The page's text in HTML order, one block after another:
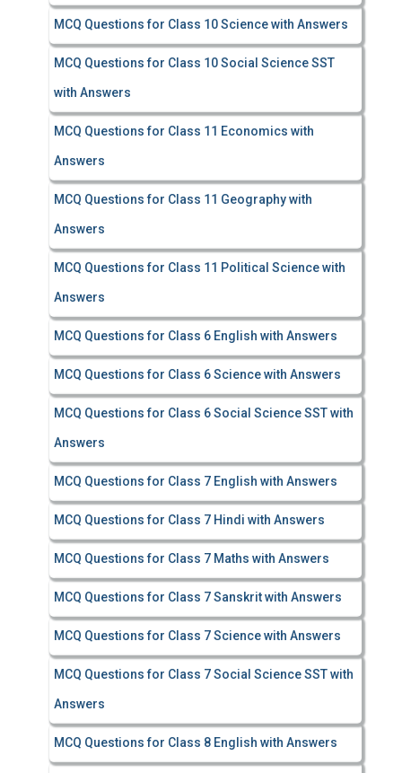
MCQ Questions for Class 10 Science with Answers
MCQ Questions for Class 10 Social Science SST
with Answers
MCQ Questions for Class 11 Economics with
Answers
MCQ Questions for Class 11 Geography with
Answers
MCQ Questions for Class 11 Political Science with
Answers
MCQ Questions for Class 6 English with Answers
MCQ Questions for Class 6 Science with Answers
MCQ Questions for Class 6 Social Science SST with
Answers
MCQ Questions for Class 7 English with Answers
MCQ Questions for Class 7 Hindi with Answers
MCQ Questions for Class 7 Maths with Answers
MCQ Questions for Class 7 Sanskrit with Answers
MCQ Questions for Class 7 Science with Answers
MCQ Questions for Class 7 Social Science SST with
Answers
MCQ Questions for Class 8 English with Answers